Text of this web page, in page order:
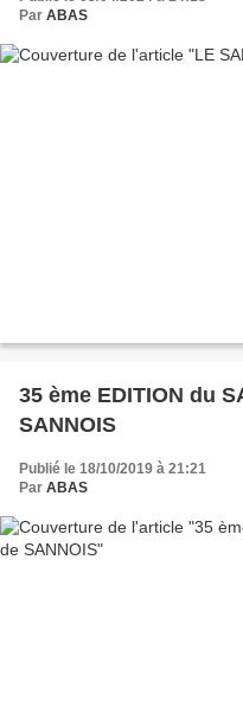
Par ABAS
35 ème EDITION du
SANNOIS
Publié le 18/10/2019 à 21:21
Par ABAS